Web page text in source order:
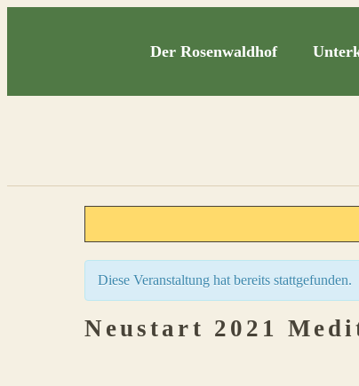
Der Rosenwaldhof
Diese Veranstaltung hat bereits stattgefunden.
Neustart 2021